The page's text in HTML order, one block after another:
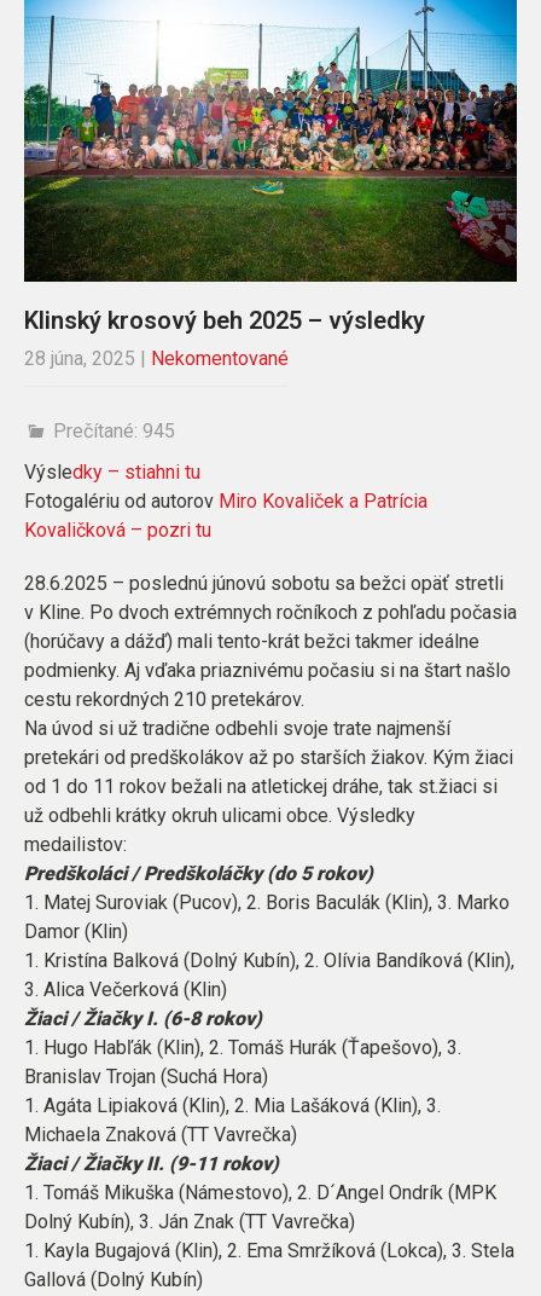
Klinský krosový beh 2025 – výsledky
28 júna, 2025 Nekomentované
Prečítané: 945
Výsledky – stiahni tu
Fotogalériu od autorov Miro Kovaliček a Patrícia
Kovaličková – pozri tu
28.6.2025 – poslednú júnovú sobotu sa bežci opäť stretli
v Kline. Po dvoch extrémnych ročníkoch z pohľadu počasia
(horúčavy a dážď) mali tento-krát bežci takmer ideálne
podmienky. Aj vďaka priaznivému počasiu si na štart našlo
cestu rekordných 210 pretekárov.
Na úvod si už tradične odbehli svoje trate najmenší
pretekári od predškolákov až po starších žiakov. Kým žiaci
od 1 do 11 rokov bežali na atletickej dráhe, tak st.žiaci si
už odbehli krátky okruh ulicami obce. Výsledky
medailistov:
Predškoláci / Predškoláčky (do 5 rokov)
1. Matej Suroviak (Pucov), 2. Boris Baculák (Klin), 3. Marko
Damor (Klin)
1. Kristína Balková (Dolný Kubín), 2. Olívia Bandíková (Klin),
3. Alica Večerková (Klin)
Žiaci / Žiačky I. (6-8 rokov)
1. Hugo Habľák (Klin), 2. Tomáš Hurák (Ťapešovo), 3.
Branislav Trojan (Suchá Hora)
1. Agáta Lipiaková (Klin), 2. Mia Lašáková (Klin), 3.
Michaela Znaková (TT Vavrečka)
Žiaci / Žiačky II. (9-11 rokov)
1. Tomáš Mikuška (Námestovo), 2. D´Angel Ondrík (MPK
Dolný Kubín), 3. Ján Znak (TT Vavrečka)
1. Kayla Bugajová (Klin), 2. Ema Smržíková (Lokca), 3. Stela
Gallová (Dolný Kubín)